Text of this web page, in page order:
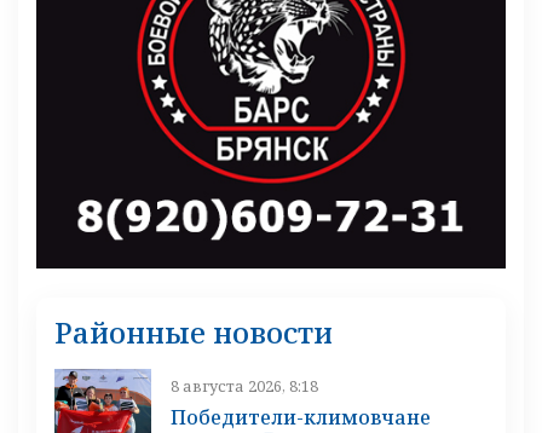
Районные новости
8 августа 2026, 8:18
Победители-климовчане